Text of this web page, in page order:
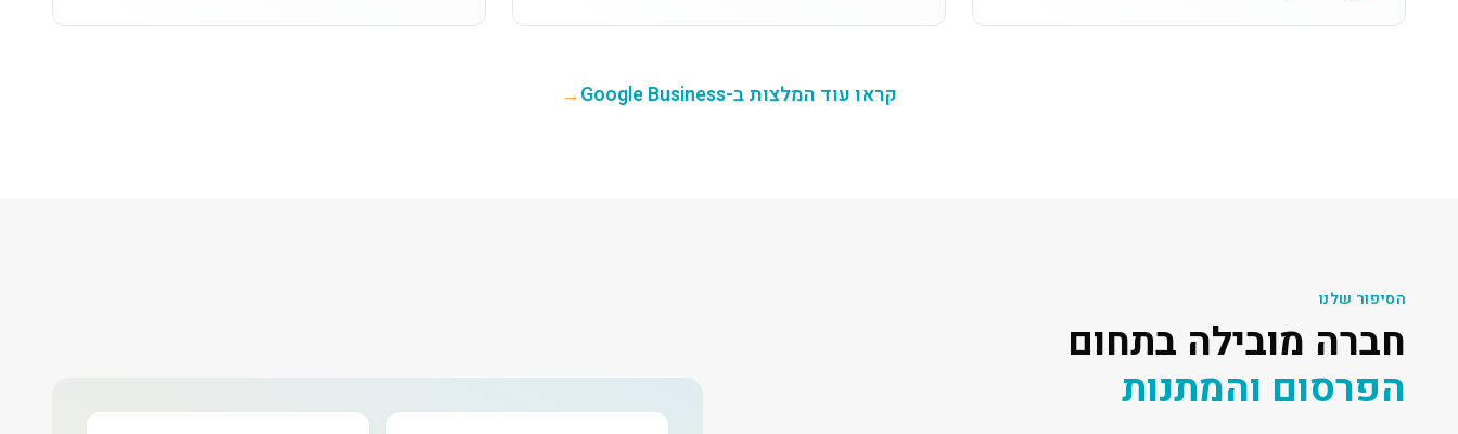
קראו עוד המלצות ב-Google Business →
הסיפור שלנו
חברה מובילה בתחום
הפרסום והמתנות